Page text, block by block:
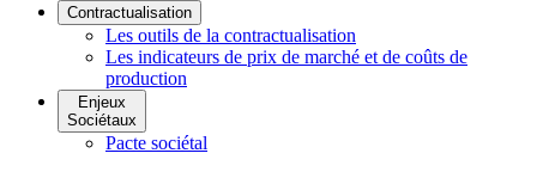
Contractualisation
Les outils de la contractualisation
Les indicateurs de prix de marché et de coûts de
production
Enjeux
Sociétaux
Pacte sociétal